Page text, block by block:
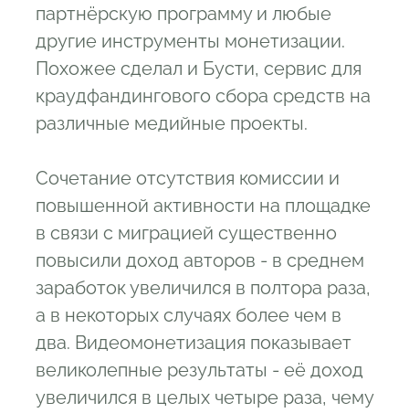
партнёрскую программу и любые
другие инструменты монетизации.
Похожее сделал и Бусти, сервис для
краудфандингового сбора средств на
различные медийные проекты.
Сочетание отсутствия комиссии и
повышенной активности на площадке
в связи с миграцией существенно
повысили доход авторов - в среднем
заработок увеличился в полтора раза,
а в некоторых случаях более чем в
два. Видеомонетизация показывает
великолепные результаты - её доход
увеличился в целых четыре раза, чему